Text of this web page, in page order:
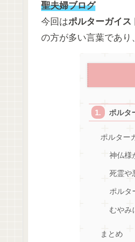
聖夫婦ブログ
今回はポルターガイス
の方が多い言葉であり
ポルタ
ポルター
神仏様
死霊や
ポルタ
むやみ
まとめ